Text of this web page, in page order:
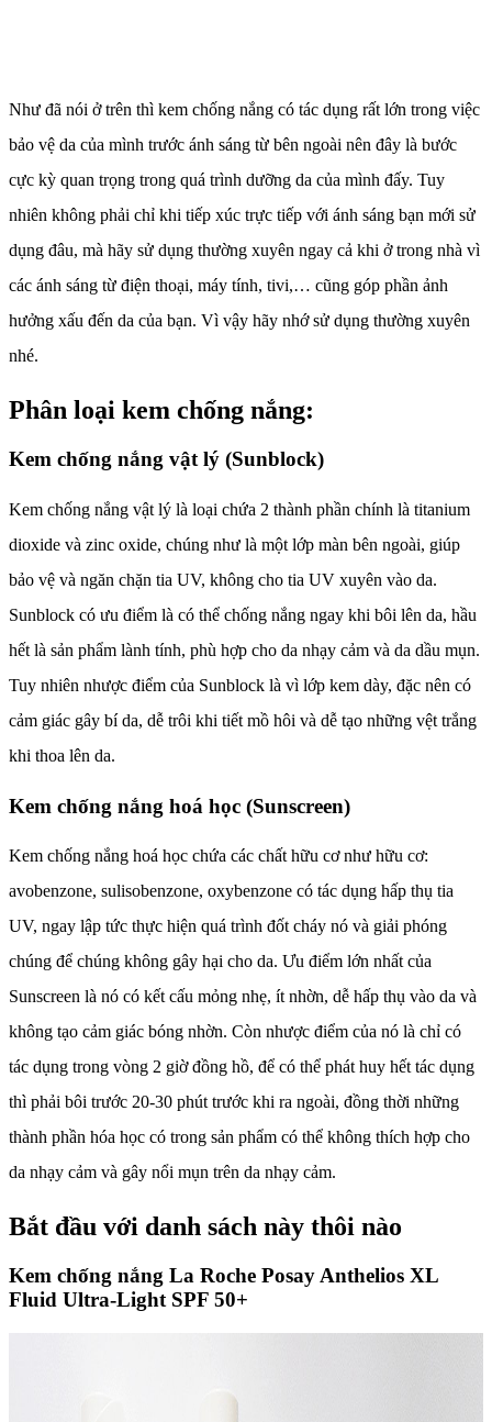
Như đã nói ở trên thì kem chống nắng có tác dụng rất lớn trong việc
bảo vệ da của mình trước ánh sáng từ bên ngoài nên đây là bước
cực kỳ quan trọng trong quá trình dưỡng da của mình đấy. Tuy
nhiên không phải chỉ khi tiếp xúc trực tiếp với ánh sáng bạn mới sử
dụng đâu, mà hãy sử dụng thường xuyên ngay cả khi ở trong nhà vì
các ánh sáng từ điện thoại, máy tính, tivi,… cũng góp phần ảnh
hưởng xấu đến da của bạn. Vì vậy hãy nhớ sử dụng thường xuyên
nhé.
Phân loại kem chống nắng:
Kem chống nắng vật lý (Sunblock)
Kem chống nắng vật lý là loại chứa 2 thành phần chính là titanium
dioxide và zinc oxide, chúng như là một lớp màn bên ngoài, giúp
bảo vệ và ngăn chặn tia UV, không cho tia UV xuyên vào da.
Sunblock có ưu điểm là có thể chống nắng ngay khi bôi lên da, hầu
hết là sản phẩm lành tính, phù hợp cho da nhạy cảm và da dầu mụn.
Tuy nhiên nhược điểm của Sunblock là vì lớp kem dày, đặc nên có
cảm giác gây bí da, dễ trôi khi tiết mồ hôi và dễ tạo những vệt trắng
khi thoa lên da.
Kem chống nắng hoá học (Sunscreen)
Kem chống nắng hoá học chứa các chất hữu cơ như hữu cơ:
avobenzone, sulisobenzone, oxybenzone có tác dụng hấp thụ tia
UV, ngay lập tức thực hiện quá trình đốt cháy nó và giải phóng
chúng để chúng không gây hại cho da. Ưu điểm lớn nhất của
Sunscreen là nó có kết cấu mỏng nhẹ, ít nhờn, dễ hấp thụ vào da và
không tạo cảm giác bóng nhờn. Còn nhược điểm của nó là chỉ có
tác dụng trong vòng 2 giờ đồng hồ, để có thể phát huy hết tác dụng
thì phải bôi trước 20-30 phút trước khi ra ngoài, đồng thời những
thành phần hóa học có trong sản phẩm có thể không thích hợp cho
da nhạy cảm và gây nổi mụn trên da nhạy cảm.
Bắt đầu với danh sách này thôi nào
Kem chống nắng La Roche Posay Anthelios XL
Fluid Ultra-Light SPF 50+